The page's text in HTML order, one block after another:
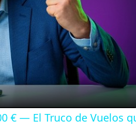
€ — El Truco de Vuelos